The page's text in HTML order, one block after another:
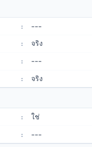
: ---
: จริง
: ---
: จริง
: ใช่
: ---